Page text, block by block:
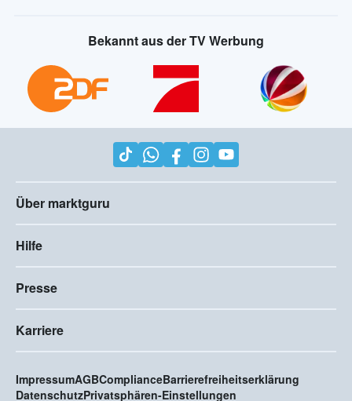
Bekannt aus der TV Werbung
Über marktguru
Hilfe
Presse
Karriere
ImpressumAGBComplianceBarrierefreiheitserklärung
DatenschutzPrivatsphären-Einstellungen